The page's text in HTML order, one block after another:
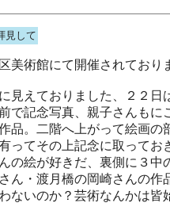
見して
術館にて開催されており
見えておりました、２２日
で記念写真、親子さんもに
品。二階へ上がって絵画の
ってその上記念に取ってお
の絵が好きだ、裏側に３中
ん・渡月橋の岡崎さんの作
ないのか？芸術なんかは皆